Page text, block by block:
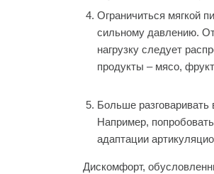
Ограничиться мягкой
сильному давлению.
нагрузку следует
продукты – мясо,
Больше
Например,
адаптации
Дискомфорт,